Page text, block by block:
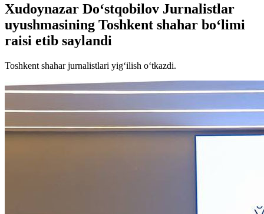
Xudoynazar Do‘stqobilov Jurnalistlar
uyushmasining Toshkent shahar bo‘limi
raisi etib saylandi
Toshkent shahar jurnalistlari yig‘ilish o‘tkazdi.